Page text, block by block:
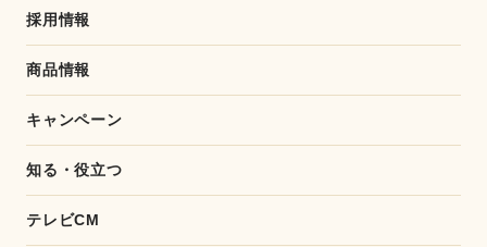
採用情報
商品情報
キャンペーン
知る・役立つ
テレビCM